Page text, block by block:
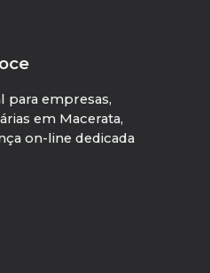
para empresas,
em Macerata,
on-line dedicada